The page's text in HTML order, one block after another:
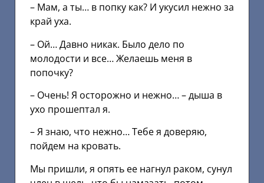
– Мам, а ты… в попку как? И укусил нежно за
край уха.
– Ой… Давно никак. Было дело по
молодости и все… Желаешь меня в
попочку?
– Очень! Я осторожно и нежно… – дыша в
ухо прошептал я.
– Я знаю, что нежно… Тебе я доверяю,
пойдем на кровать.
Мы пришли, я опять ее нагнул раком, сунул